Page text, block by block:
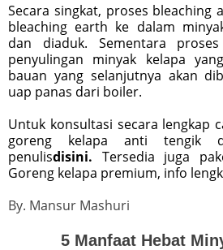
Secara singkat, proses bleaching
bleaching earth ke dalam
dan diaduk. Sementara
penyulingan minyak kelapa
bauan yang selanjutnya akan
uap panas dari boiler.
Untuk konsultasi secara lengkap
goreng kelapa anti tengik
penulisdisini. Tersedia juga
Goreng kelapa premium, info
By. Mansur Mashuri
5 Manfaat Hebat